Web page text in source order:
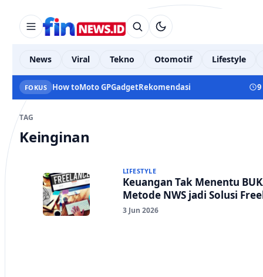
News Viral Tekno Otomotif Lifestyle
FOKUS How toMoto GPGadgetRekomendasi
TAG
Keinginan
LIFESTYLE
Keuangan Tak Menentu
Metode NWS jadi Solusi
3 Jun 2026